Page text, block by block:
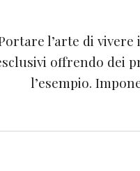
l’arte di
offrendo dei
l’esempio.